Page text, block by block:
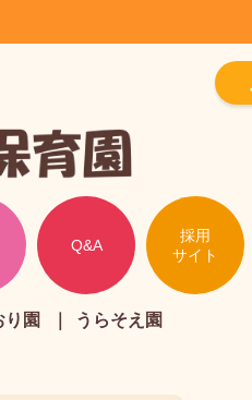
Q&A
採用
サイト
り園 うらそえ園